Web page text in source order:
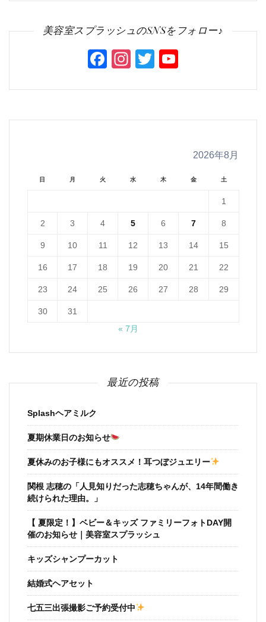
美容室スプラッシュのSNSをフォロー♪
Facebook
Instagram
Twitter
2026年8月
日 月 火 水 木 金 土
1
2 3 4 5 6 7 8
9 10 11 12 13 14 15
16 17 18 19 20 21 22
23 24 25 26 27 28 29
30
31
« 7月
最近の投稿
Splashヘアミルク
夏期休業日のお知らせ
夏休みのお子様にもオススメ！耳つぼジュエリー
関根 志穂の「人見知りだった志穂ちゃんが、14年間働き
続けられた理由。」
【 夏限定！】ベビー＆キッズ ファミリーフォトDAY開
催のお知らせ｜美容室スプラッシュ
キッズシャンプーカット
結婚式ヘアセット
七五三出張撮影ご予約受付中